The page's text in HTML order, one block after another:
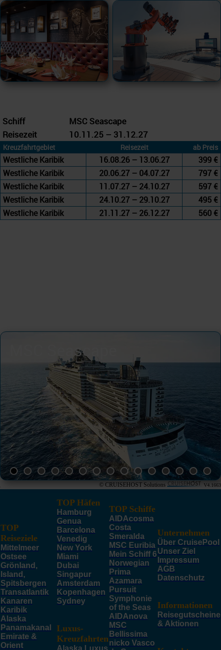
Schiff
MSC Seascape
Reisezeit
10.11.25 – 31.12.27
Kreuzfahrtgebiet Reisezeit ab Preis
Westliche Karibik 16.08.26 – 13.06.27
399 €
Westliche Karibik
20.06.27 – 04.07.27
797 €
Westliche Karibik
11.07.27 – 24.10.27
597 €
Westliche Karibik
24.10.27 – 29.10.27
495 €
Westliche Karibik
21.11.27 – 26.12.27 560 €
MSC Seascape
© CRUISEHOST Solutions V4.1663
TOP
Reiseziele
Mittelmeer
Ostsee
Grönland,
Island,
Spitsbergen
Transatlantik
Kanaren
Karibik
Alaska
Panamakanal
Emirate &
Orient
TOP Häfen
Hamburg
Genua
Barcelona
Venedig
New York
Miami
Dubai
Singapur
Amsterdam
Kopenhagen
Sydney
Luxus-
Kreuzfahrten
Alaska Luxus
TOP Schiffe
AIDAcosma
Costa
Smeralda
MSC Euribia
Mein Schiff 6
Norwegian
Prima
Azamara
Pursuit
Symphonie
of the Seas
AIDAnova
MSC
Bellissima
nicko Vasco
Unternehmen
Über CruisePool
Unser Ziel
Impressum
AGB
Datenschutz
Informationen
Reisegutscheine
& Aktionen